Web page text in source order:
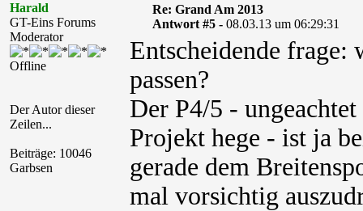
Harald
GT-Eins Forums
Moderator
Offline
Der Autor dieser
Zeilen...
Beiträge: 10046
Garbsen
Re: Grand Am 2013
Antwort #5 - 08.03.13 um 06:29:31
Entscheidende
passen?
Der P4/5 -
Projekt hege - ist ja
gerade dem
mal vorsichtig